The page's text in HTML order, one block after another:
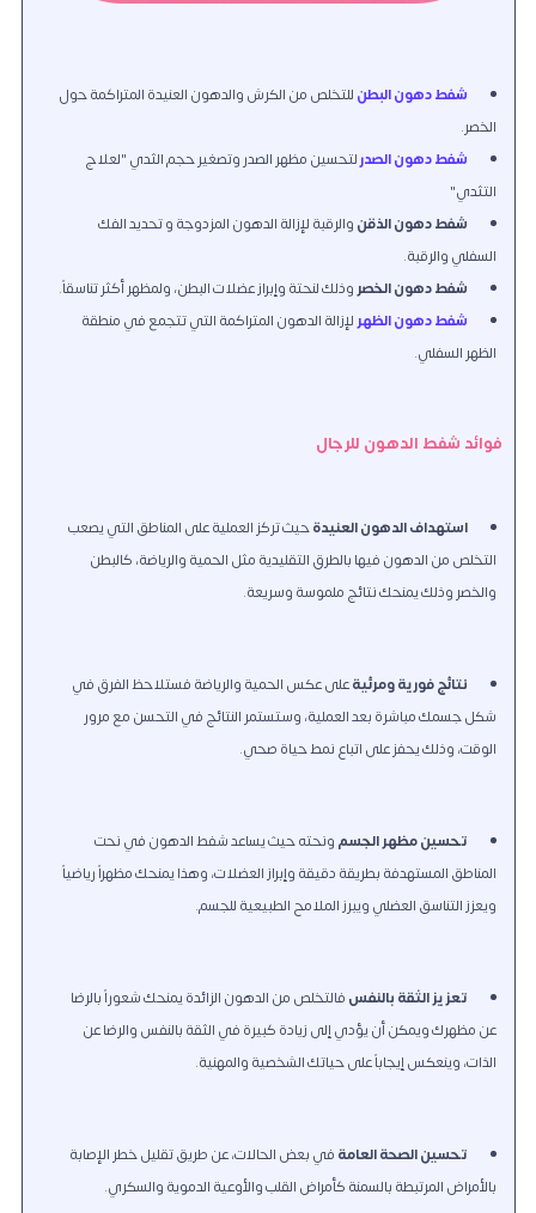
شفط دهون البطنللتخلص من الكرش والدهون العنيدة المتراكمة حول
الخصر.
شفط دهون الصدرلتحسين مظهر الصدر وتصغير حجم الثدي "لعلاج
التثدي"
شفط دهون الذقنوالرقبة لإزالة الدهون المزدوجة و تحديد الفك
السفلي والرقبة.
شفط دهون الخصروذلك لنحتة وإبراز عضلات البطن، ولمظهر أكثر تناسقاً.
شفط دهون الظهرلإزالة الدهونالمتراكمةالتي تتجمع في منطقة
الظهر السفلي.
فوائد شفط الدهون للرجال
استهداف الدهون العنيدةحيث تركز العملية على المناطق التي يصعب
التخلص من الدهون فيها بالطرق التقليدية مثل الحمية والرياضة، كالبطن
والخصر وذلك يمنحك نتائج ملموسة وسريعة.
نتائج فورية ومرئيةعلى عكس الحمية والرياضة فستلاحظ الفرق في
شكل جسمك مباشرة بعد العملية، وستستمر النتائج في التحسن مع مرور
الوقت، وذلك يحفز على اتباع نمط حياة صحي.
تحسين مظهر الجسمونحته حيث يساعد شفط الدهون في نحت
المناطق المستهدفة بطريقة دقيقة وإبراز العضلات، وهذا يمنحك مظهراً رياضياً
ويعزز التناسق العضلي ويبرز الملامح الطبيعية للجسم.
تعزيز الثقة بالنفسفالتخلص من الدهون الزائدة يمنحك شعوراً بالرضا
عن مظهرك ويمكن أن يؤدي إلى زيادة كبيرة في الثقة بالنفس والرضا عن
الذات، وينعكس إيجاباً على حياتك الشخصية والمهنية.
تحسين الصحة العامةفي بعض الحالات، عن طريق تقليل خطر الإصابة
بالأمراض المرتبطة بالسمنة كأمراض القلب والأوعية الدموية والسكري.